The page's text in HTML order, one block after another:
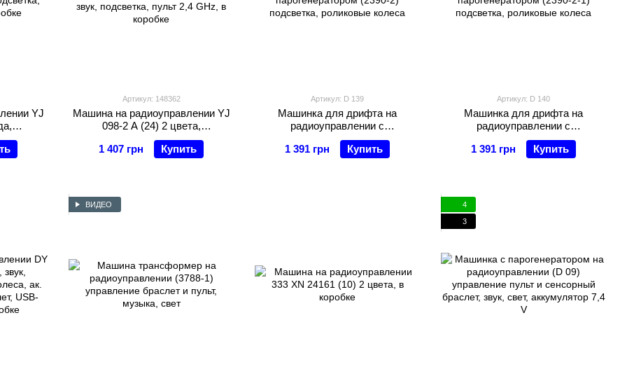
YJ
V, 4х4,
GHz, в
Артикул: 148362
Машина на радиоуправлении YJ
098-2 A (24) 2 цвета,
браслет+пульт, акум. 3,7 V, 4х4,
звук, подсветка, пульт 2,4 GHz, в
1 407 грн Купить
Артикул: D 139
Машинка для дрифта на
радиоуправлении с
парогенератором (2390-2)
подсветка, роликовые колеса
1 391 грн Купить
Артикул: D 140
Машинка для дрифта на
радиоуправлении с
парогенератором (2390-2-1)
подсветка, роликовые колеса
1 391 грн Купить
ВИДЕО
4
3